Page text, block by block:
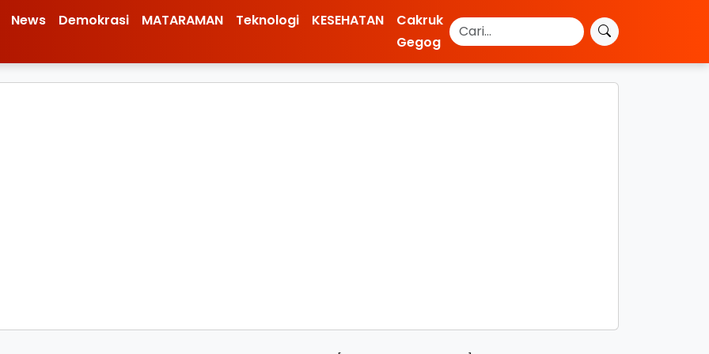
News Demokrasi MATARAMAN Teknologi KESEHATAN
Cakruk
Gegog